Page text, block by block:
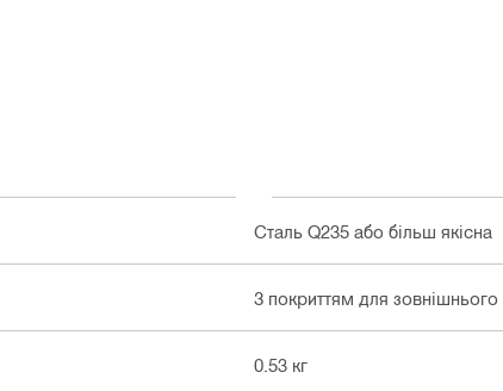
Сталь Q235 або більш якісна
З покриттям для
0.53 кг